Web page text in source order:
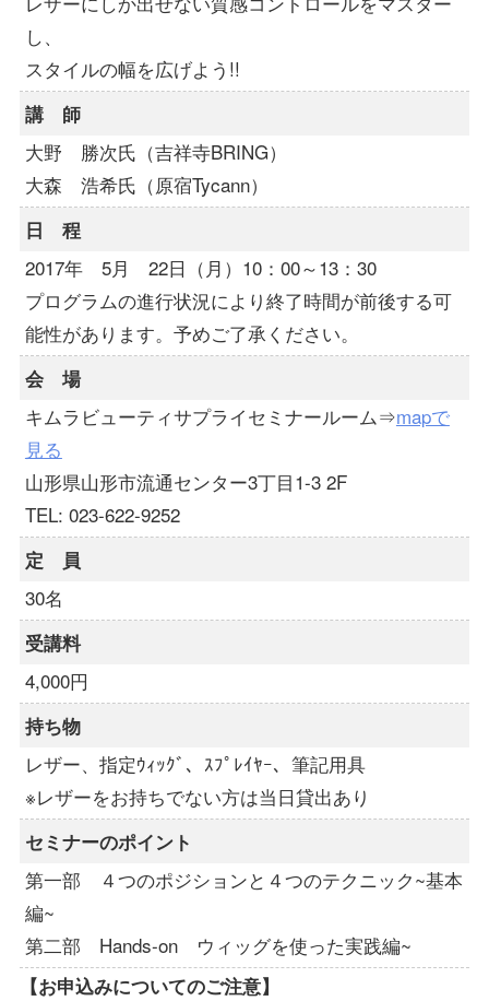
し、
スタイルの幅を広げよう!!
講 師
大野 勝次氏（吉祥寺BRING）
大森 浩希氏（原宿Tycann）
日 程
2017年 5月 22日（月）10：00～13：30
プログラムの進行状況により終了時間が前後する可
能性があります。予めご了承ください。
会 場
キムラビューティサプライセミナールーム⇒mapで
見る
山形県山形市流通センター3丁目1-3 2F
TEL: 023-622-9252
定 員
30名
受講料
4,000円
持ち物
レザー、指定ｳｨｯｸﾞ、ｽﾌﾟﾚｲﾔｰ、筆記用具
※レザーをお持ちでない方は当日貸出あり
セミナーのポイント
第一部 ４つのポジションと４つのテクニック~基本
編~
第二部 Hands-on ウィッグを使った実践編~
【お申込みについてのご注意】